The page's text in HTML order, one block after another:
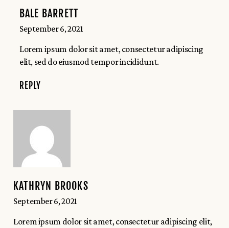
BALE BARRETT
September 6, 2021
Lorem ipsum dolor sit amet, consectetur adipiscing
elit, sed do eiusmod tempor incididunt.
REPLY
KATHRYN BROOKS
September 6, 2021
Lorem ipsum dolor sit amet, consectetur adipiscing elit,